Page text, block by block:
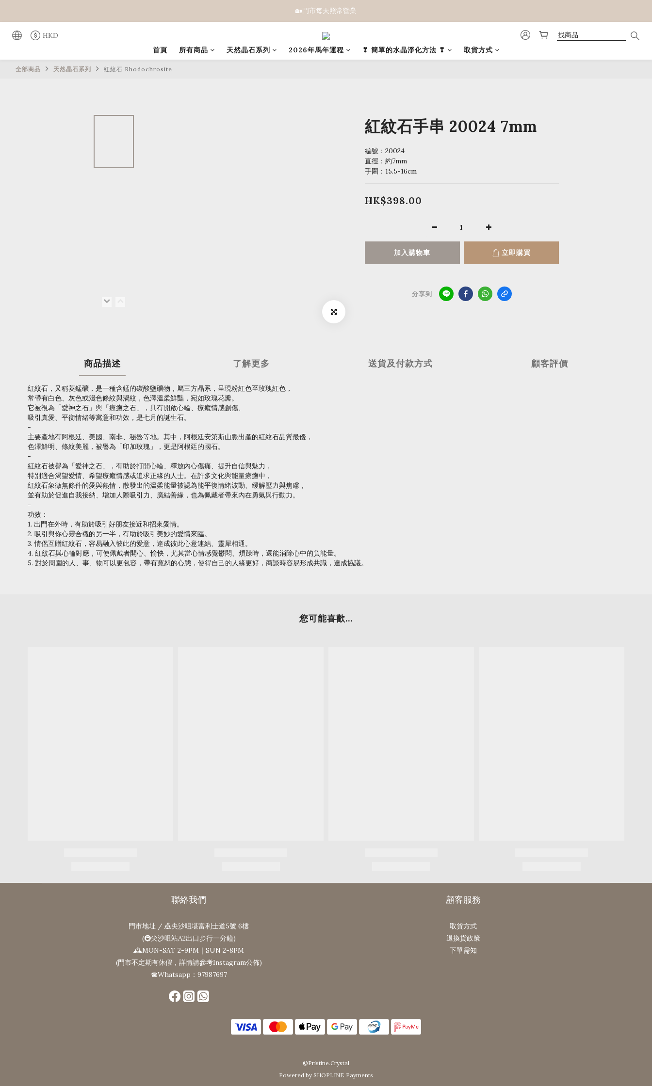
🏡門市每天照常營業
HKD
首頁
所有商品 天然晶石系列 2026年馬年運程 ❣ 簡單的水晶淨化方法 ❣ 取貨方式
全部商品 天然晶石系列 紅紋石 Rhodochrosite
紅紋石手串 20024 7mm
編號：20024
直徑：約7mm
手圍：15.5-16cm
HK$398.00
加入購物車 立即購買
分享到
商品描述 了解更多 送貨及付款方式 顧客評價
紅紋石，又稱菱錳礦，是一種含錳的碳酸鹽礦物，屬三方晶系，呈現粉紅色至玫瑰紅色，
常帶有白色、灰色或淺色條紋與渦紋，色澤溫柔鮮豔，宛如玫瑰花瓣。
它被視為「愛神之石」與「療癒之石」，具有開啟心輪、療癒情感創傷、
吸引真愛、平衡情緒等寓意和功效，是七月的誕生石。
-
主要產地有阿根廷、美國、南非、秘魯等地。其中，阿根廷安第斯山脈出產的紅紋石品質最優，
色澤鮮明、條紋美麗，被譽為「印加玫瑰」，更是阿根廷的國石。
-
紅紋石被譽為「愛神之石」，有助於打開心輪、釋放內心傷痛、提升自信與魅力，
特別適合渴望愛情、希望療癒情感或追求正緣的人士。在許多文化與能量療癒中，
紅紋石象徵無條件的愛與熱情，散發出的溫柔能量被認為能平復情緒波動、緩解壓力與焦慮，
並有助於促進自我接納、增加人際吸引力、廣結善緣，也為佩戴者帶來內在勇氣與行動力。
-
功效：
1. 出門在外時，有助於吸引好朋友接近和招來愛情。
2. 吸引與你心靈合襯的另一半，有助於吸引美妙的愛情來臨。
3. 情侶互贈紅紋石，容易融入彼此的愛意，達成彼此心意連結、靈犀相通。
4. 紅紋石與心輪對應，可使佩戴者開心、愉快，尤其當心情感覺鬱悶、煩躁時，還能消除心中的負能量。
5. 對於周圍的人、事、物可以更包容，帶有寬恕的心態，使得自己的人緣更好，商談時容易形成共識，達成協議。
您可能喜歡...
聯絡我們
門市地址 / 🎪尖沙咀堪富利士道5號 6樓
(🚇尖沙咀站A2出口步行一分鐘)
🕰MON-SAT 2-9PM｜SUN 2-8PM
(門市不定期有休假，詳情請參考Instagram公佈)
☎Whatsapp：97987697
顧客服務
取貨方式
退換貨政策
下單需知
©Pristine.Crystal
Powered by SHOPLINE Payments